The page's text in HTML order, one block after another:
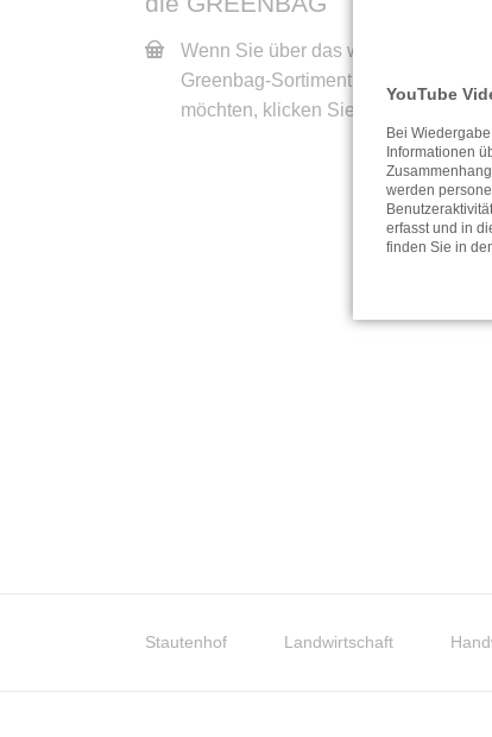
Wenn Sie über das wöchentliche
Greenbag-Sortiment informiert werden
möchten, klicken Sie einfach
Stautenhof Landwirtschaft
YouTube
Bei
Informationen
werden
erfasst und in
finden Sie in